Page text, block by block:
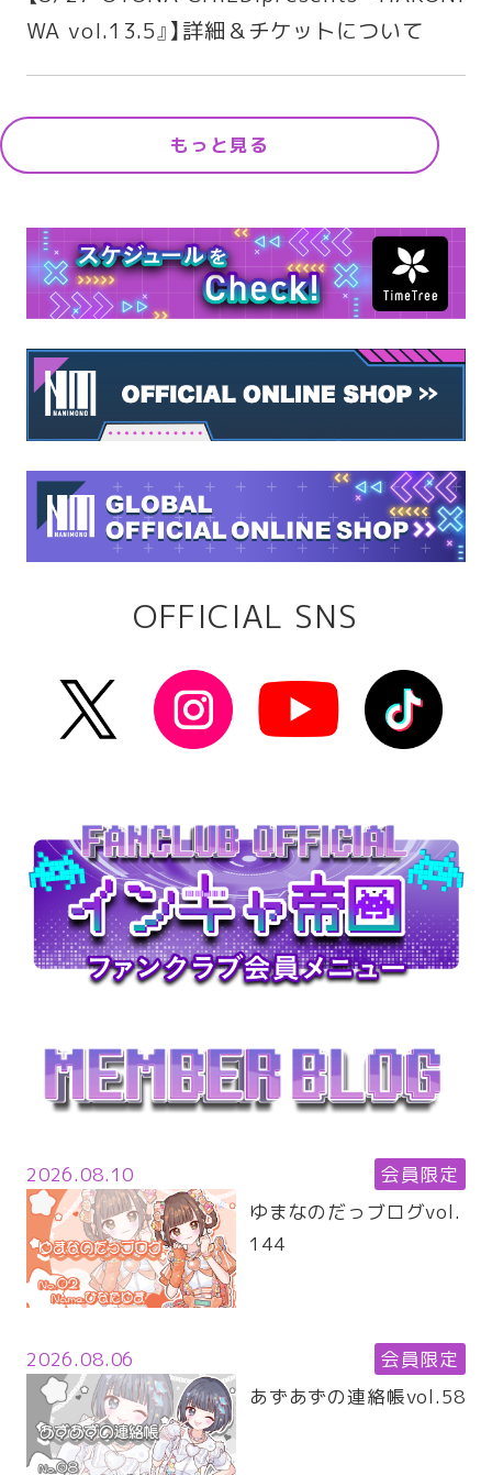
もっと見る
WA vol.13.5』】詳細＆チケットについて
OFFICIAL SNS
2026.08.10
会員限定
ゆまなのだっブログvol.
144
2026.08.06
会員限定
あずあずの連絡帳vol.58